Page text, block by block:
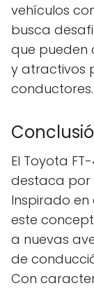
vehículos
busca
que pueden
y atractivos
conductores.
El Toyota
destaca por
Inspirado en
este
a nuevas
de
Con